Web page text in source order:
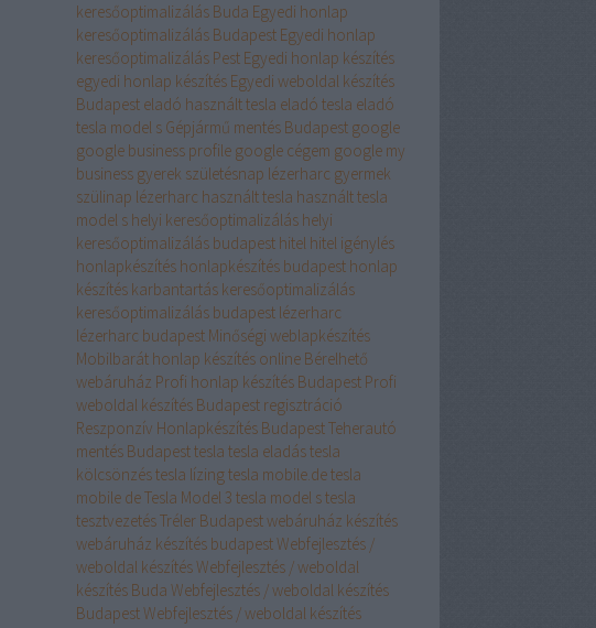
keresőoptimalizálás Buda Egyedi honlap
keresőoptimalizálás Budapest Egyedi honlap
keresőoptimalizálás Pest Egyedi honlap készítés
egyedi honlap készítés Egyedi weboldal készítés
Budapest eladó használt tesla eladó tesla eladó
tesla model s Gépjármű mentés Budapest google
google business profile google cégem google my
business gyerek születésnap lézerharc gyermek
szülinap lézerharc használt tesla használt tesla
model s helyi keresőoptimalizálás helyi
keresőoptimalizálás budapest hitel hitel igénylés
honlapkészítés honlapkészítés budapest honlap
készítés karbantartás keresőoptimalizálás
keresőoptimalizálás budapest lézerharc
lézerharc budapest Minőségi weblapkészítés
Mobilbarát honlap készítés online Bérelhető
webáruház Profi honlap készítés Budapest Profi
weboldal készítés Budapest regisztráció
Reszponzív Honlapkészítés BudapestTeherautó
mentés Budapesttesla tesla eladástesla
kölcsönzéstesla lízingtesla mobile.detesla
mobile deTesla Model 3 tesla model stesla
tesztvezetésTréler Budapestwebáruház készítés
webáruház készítés budapestWebfejlesztés /
weboldal készítésWebfejlesztés / weboldal
készítés Buda Webfejlesztés / weboldal készítés
BudapestWebfejlesztés / weboldal készítés